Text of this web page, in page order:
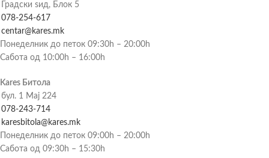
Градски ѕид, Блок 5
078-254-617
centar@kares.mk
Понеделник до петок 09:30h – 20:00h
Сабота од 10:00h – 16:00h
Kares Битола
бул. 1 Мај 224
078-243-714
karesbitola@kares.mk
Понеделник до петок 09:00h – 20:00h
Сабота од 09:30h – 15:30h